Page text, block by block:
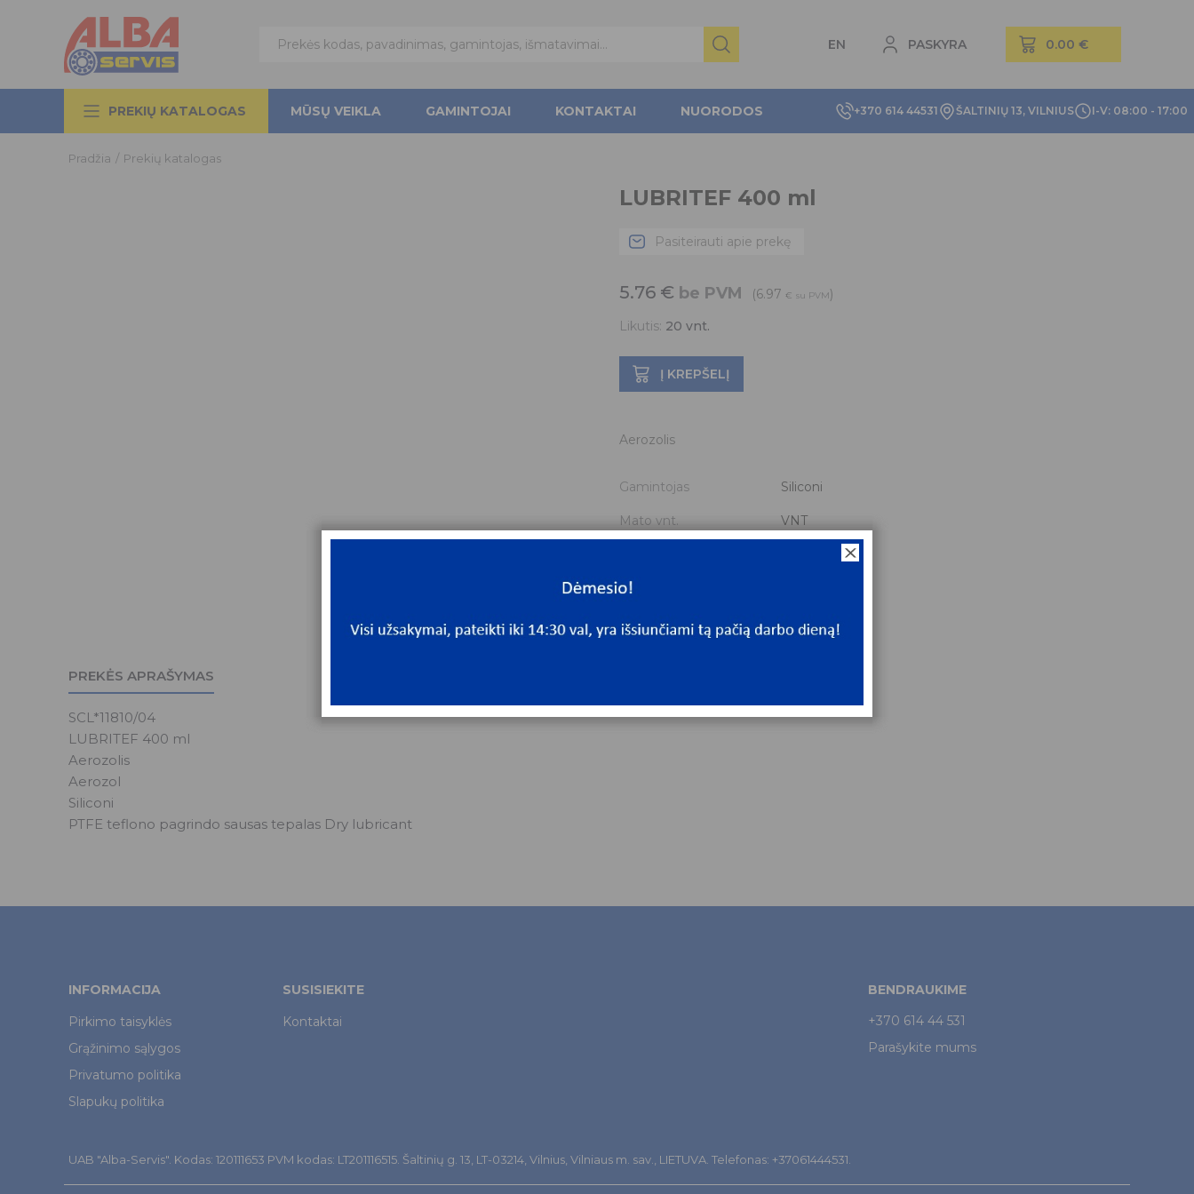
EN PASKYRA
+370 614 44531 ŠALTINIŲ 13, VILNIUS I-V: 08:00 - 17:00
PREKIŲ KATALOGAS MŪSŲ VEIKLA GAMINTOJAI KONTAKTAI NUORODOS
Pradžia / Prekių katalogas
LUBRITEF 400 ml
Pasiteirauti apie prekę
5.76 € be PVM (6.97 € su PVM)
Likutis: 20 vnt.
Į KREPŠELĮ
Aerozolis
Gamintojas Siliconi
Mato vnt. VNT
Mato vnt
PREKĖS APRAŠYMAS
SCL*11810/04
LUBRITEF 400 ml
Aerozolis
Aerozol
Siliconi
PTFE teflono pagrindo sausas tepalas Dry lubricant
INFORMACIJA
Pirkimo taisyklės
Grąžinimo sąlygos
Privatumo politika
Slapukų politika
SUSISIEKITE
Kontaktai
BENDRAUKIME
+370 614 44 531
Parašykite mums
UAB "Alba-Servis". Kodas: 120111653 PVM kodas: LT201116515. Šaltinių g. 13, LT-03214, Vilnius, Vilniaus m. sav., LIETUVA. Telefonas: +37061444531.